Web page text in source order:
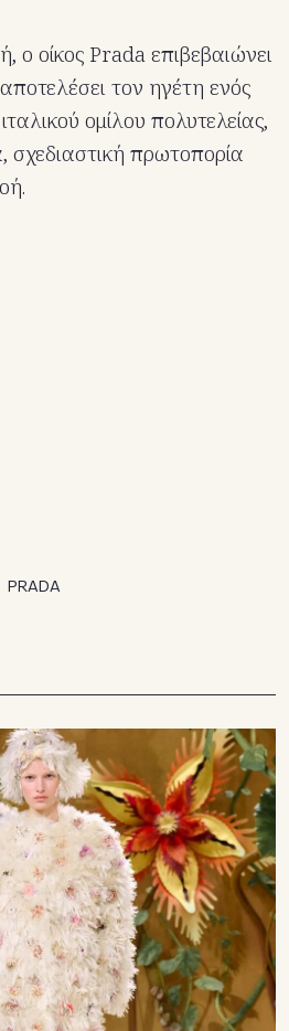
οίκος Prada επιβεβαιώνει
τον ηγέτη ενός
ομίλου πολυτελείας,
σχεδιαστική πρωτοπορία
PRADA